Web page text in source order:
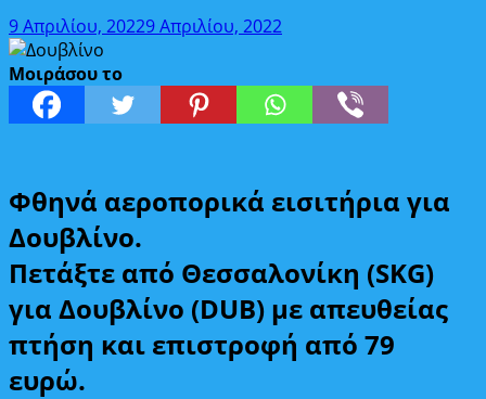
9 Απριλίου, 20229 Απριλίου, 2022
Μοιράσου το
Φθηνά αεροπορικά εισιτήρια για
Δουβλίνο.
Πετάξτε από Θεσσαλονίκη (SKG)
για Δουβλίνο (DUB) με απευθείας
πτήση και επιστροφή από 79
ευρώ.